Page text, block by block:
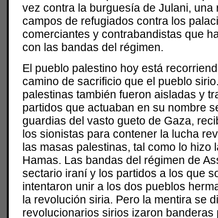
vez contra la burguesía de Julani, una
campos de refugiados contra los
comerciantes y contrabandistas que
con las bandas del régimen.
El pueblo palestino hoy está
camino de sacrificio que el pueblo
palestinas también fueron aisladas y
partidos que actuaban en su nombre
guardias del vasto gueto de Gaza,
los sionistas para contener la lucha
las masas palestinas, tal como lo hizo
Hamas. Las bandas del régimen de
sectario iraní y los partidos a los que
intentaron unir a los dos pueblos
la revolución siria. Pero la mentira se
revolucionarios sirios izaron banderas